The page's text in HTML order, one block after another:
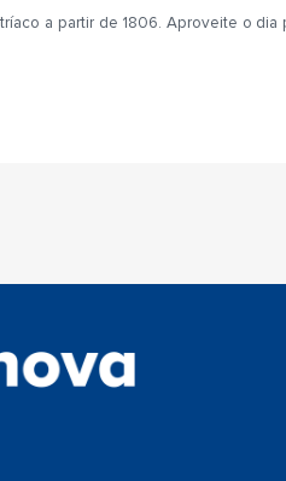
a partir de 1806. Aproveite o